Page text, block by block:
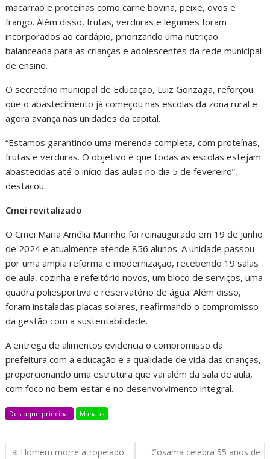
macarrão e proteínas como carne bovina, peixe, ovos e
frango. Além disso, frutas, verduras e legumes foram
incorporados ao cardápio, priorizando uma nutrição
balanceada para as crianças e adolescentes da rede municipal
de ensino.
O secretário municipal de Educação, Luiz Gonzaga, reforçou
que o abastecimento já começou nas escolas da zona rural e
agora avança nas unidades da capital.
“Estamos garantindo uma merenda completa, com proteínas,
frutas e verduras. O objetivo é que todas as escolas estejam
abastecidas até o início das aulas no dia 5 de fevereiro”,
destacou.
Cmei revitalizado
O Cmei Maria Amélia Marinho foi reinaugurado em 19 de junho
de 2024 e atualmente atende 856 alunos. A unidade passou
por uma ampla reforma e modernização, recebendo 19 salas
de aula, cozinha e refeitório novos, um bloco de serviços, uma
quadra poliesportiva e reservatório de água. Além disso,
foram instaladas placas solares, reafirmando o compromisso
da gestão com a sustentabilidade.
A entrega de alimentos evidencia o compromisso da
prefeitura com a educação e a qualidade de vida das crianças,
proporcionando uma estrutura que vai além da sala de aula,
com foco no bem-estar e no desenvolvimento integral.
Destaque principal Manaus
Homem morre atropelado
Cosama celebra 55 anos de